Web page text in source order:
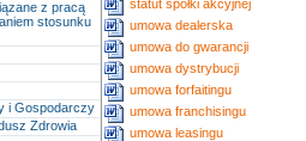
z pracą
stosunku
i Gospodarczy
Zdrowia
statut spółki akcyjnej
umowa dealerska
umowa do gwarancji
umowa dystrybucji
umowa forfaitingu
umowa franchisingu
umowa leasingu